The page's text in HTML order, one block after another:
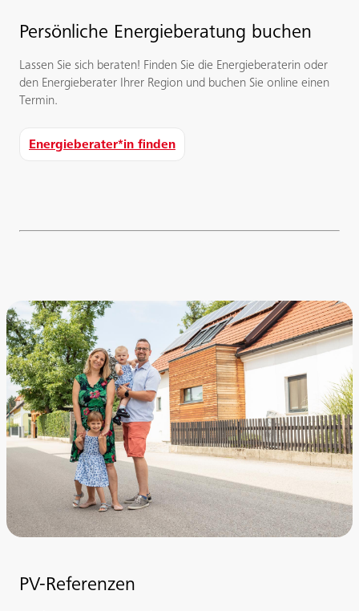
Persönliche Energieberatung buchen
Lassen Sie sich beraten! Finden Sie die Energieberaterin oder
den Energieberater Ihrer Region und buchen Sie online einen
Termin.
Energieberater*in finden
PV-Referenzen